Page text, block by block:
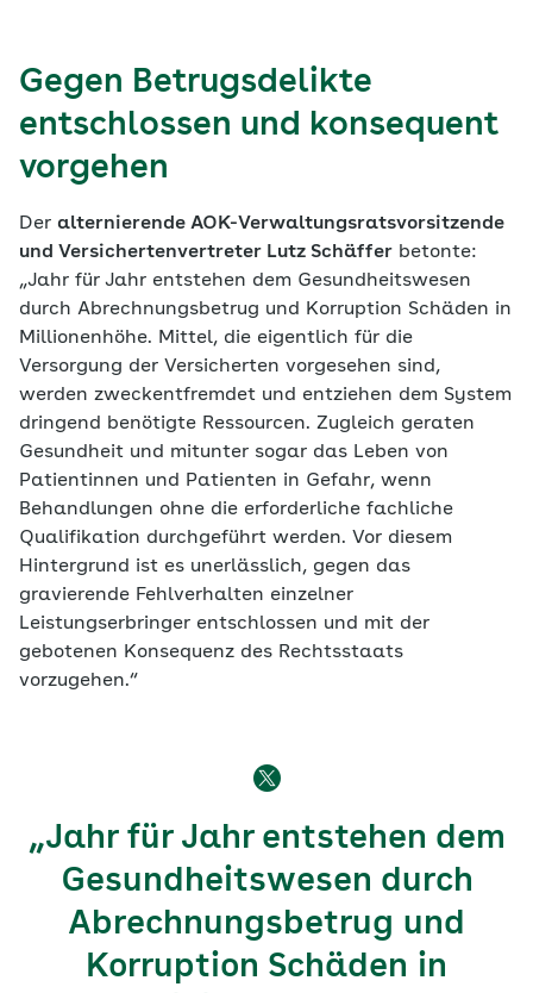
Gegen Betrugsdelikte
entschlossen und konsequent
vorgehen
Der alternierende AOK-Verwaltungsratsvorsitzende
und Versichertenvertreter Lutz Schäffer betonte:
„Jahr für Jahr entstehen dem Gesundheitswesen
durch Abrechnungsbetrug und Korruption Schäden in
Millionenhöhe. Mittel, die eigentlich für die
Versorgung der Versicherten vorgesehen sind,
werden zweckentfremdet und entziehen dem System
dringend benötigte Ressourcen. Zugleich geraten
Gesundheit und mitunter sogar das Leben von
Patientinnen und Patienten in Gefahr, wenn
Behandlungen ohne die erforderliche fachliche
Qualifikation durchgeführt werden. Vor diesem
Hintergrund ist es unerlässlich, gegen das
gravierende Fehlverhalten einzelner
Leistungserbringer entschlossen und mit der
gebotenen Konsequenz des Rechtsstaats
vorzugehen.“
„Jahr für Jahr entstehen dem
Gesundheitswesen durch
Abrechnungsbetrug und
Korruption Schäden in